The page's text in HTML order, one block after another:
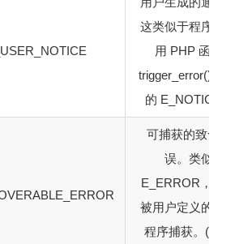
这类似于程序员
用 PHP 函数
trigger_error() 设
的 E_NOTICE。
可捕获的致命错
误。类似
E_ERROR，但
被用户定义的处
程序捕获。(参见